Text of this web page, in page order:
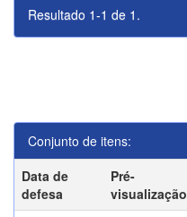
Resultado 1-1 de 1.
Conjunto de itens:
Data de
defesa
Pré-
visualização